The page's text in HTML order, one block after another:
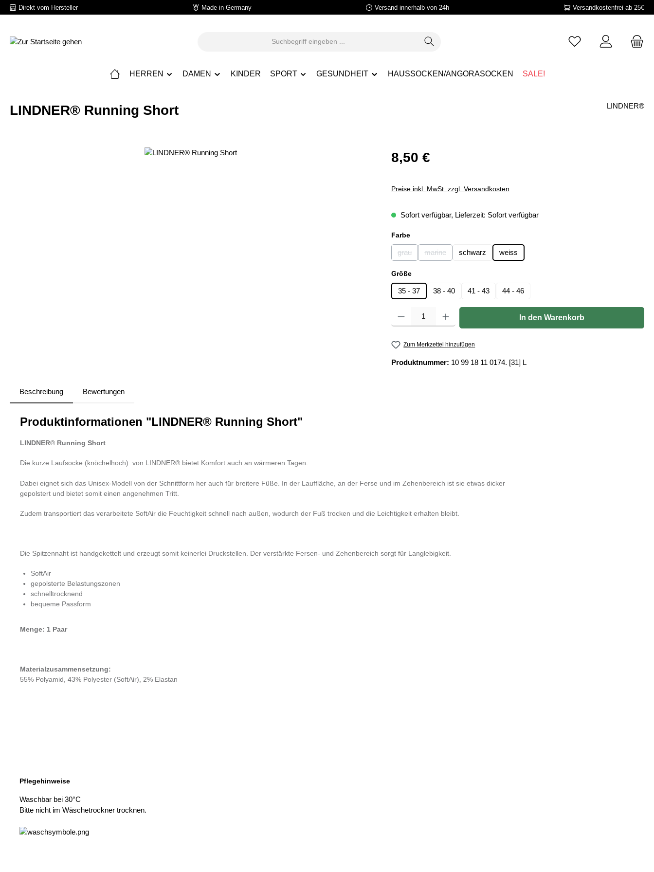
Hauptinhalt springen
Zur Suche springen
Zur Hauptnavigation springen
Direkt vom Hersteller Made in Germany Versand innerhalb von 24h Versandkostenfrei ab 25€
HERREN DAMEN KINDER SPORT GESUNDHEIT HAUSSOCKEN/ANGORASOCKEN SALE!
LINDNER® Running Short LINDNER®
8,50 €
Preise inkl. MwSt. zzgl. Versandkosten
Sofort verfügbar, Lieferzeit: Sofort verfügbar
Farbeauswählen
grau
(Diese Option ist zurzeit nicht verfügbar.)
marine
(Diese Option ist zurzeit nicht verfügbar.)
schwarz weiss
Größeauswählen
35 - 37 38 - 40 41 - 43 44 - 46
Produkt Anzahl: Gib den gewünschten Wert ein oder benutze die Schaltflächen um die Anzahl zu
In den Warenkorb
Zum Merkzettel hinzufügen
Produktnummer: 10 99 18 11 0174. [31] L
Beschreibung Bewertungen
Produktinformationen "LINDNER® Running Short"
LINDNER® Running Short
Die kurze Laufsocke (knöchelhoch) von LINDNER® bietet Komfort auch an wärmeren Tagen.
Dabei eignet sich das Unisex-Modell von der Schnittform her auch für breitere Füße. In der Lauffläche, an der Ferse und im Zehenbereich ist sie etwas dicker
gepolstert und bietet somit einen angenehmen Tritt.
Zudem transportiert das verarbeitete SoftAir die Feuchtigkeit schnell nach außen, wodurch der Fuß trocken und die Leichtigkeit erhalten bleibt.
Die Spitzennaht ist handgekettelt und erzeugt somit keinerlei Druckstellen. Der verstärkte Fersen- und Zehenbereich sorgt für Langlebigkeit.
SoftAir
gepolsterte Belastungszonen
schnelltrocknend
bequeme Passform
Menge: 1 Paar
Materialzusammensetzung:
55% Polyamid, 43% Polyester (SoftAir), 2% Elastan
Pflegehinweise
Waschbar bei 30°C
Bitte nicht im Wäschetrockner trocknen.